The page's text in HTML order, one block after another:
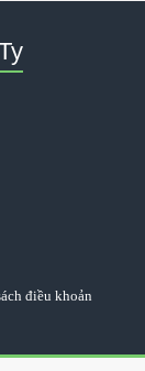
điều khoản